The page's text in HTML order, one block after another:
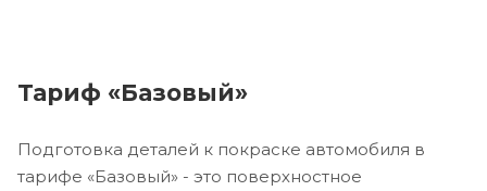
Тариф «Базовый»
Подготовка деталей к покраске автомобиля в
тарифе «Базовый» - это поверхностное